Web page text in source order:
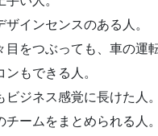
インセンスのある人。
をつぶっても、車の運
もできる人。
ジネス感覚に長けた人。
ームをまとめられる人。